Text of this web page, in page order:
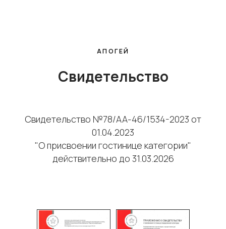
АПОГЕЙ
Свидетельство
Свидетельство №78/АА-46/1534-2023 от
01.04.2023
"О присвоении гостинице категории"
действительно до 31.03.2026